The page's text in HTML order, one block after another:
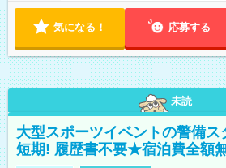
気になる！ 応募する
未読
大型スポーツイベントの警備
短期! 履歴書不要★宿泊費全額